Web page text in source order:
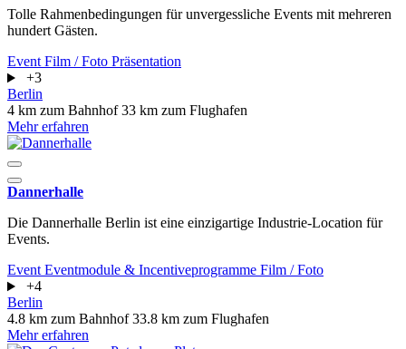
Tolle Rahmenbedingungen für unvergessliche Events mit mehreren
hundert Gästen.
Event Film / Foto Präsentation
+3
Berlin
4 km zum Bahnhof33 km zum Flughafen
Mehr erfahren
Dannerhalle
Die Dannerhalle Berlin ist eine einzigartige Industrie-Location für
Events.
Event Eventmodule & Incentiveprogramme Film / Foto
+4
Berlin
4.8 km zum Bahnhof33.8 km zum Flughafen
Mehr erfahren